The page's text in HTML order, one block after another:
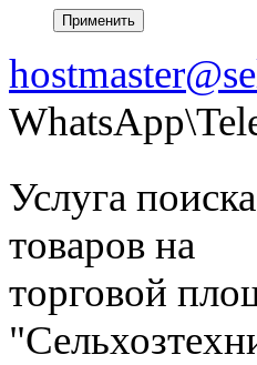
Услуга поиска
товаров на
торговой